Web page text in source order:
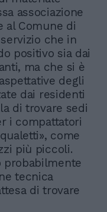
associazione
al Comune di
che in
positivo sia dai
ma che si è
degli
dai residenti
di trovare sedi
i compattatori
come
più piccoli.
probabilmente
tecnica
di trovare